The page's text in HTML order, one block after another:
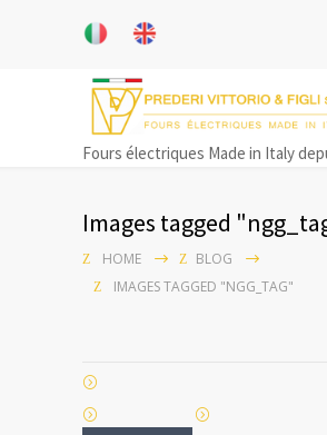
Fours électriques Made in Italy
Images tagged
HOME
BLOG
IMAGES TAGGED "NGG_TAG"